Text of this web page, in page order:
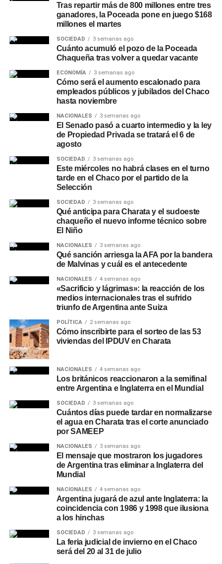
ciudad. En esta primera etapa, los trabajos están
centrados en el tendido de la línea aérea de media
avanzará con la construcción de la estación
transformadora.
Beneficios para vecinos e
industrias de Charata
La nueva infraestructura permitirá optimizar el
servicio
en forma directa en la zona céntrica
comprendida entre las calles Pringles y Liniers y entre
Caseros y Belgrano, además de mejorar el
abastecimiento en los barrios San Antonio, Cambalache,
4 de Octubre y Juan José Valle.
El avance de los trabajos fuesupervisado por el
presidente saliente de Secheep, José Bistoletti, junto al
intendente de Charata,Rubén Rach. También
Germán Perelli; el asesor José Rodríguez y la gerente
zonal, Alejandra Guerrero, quienes verificaron el
futuro energético de la ciudad.
noticias de CharataenCharataChaco.Net.
Tras repartir más de 800 millones entre tres
ganadores, la Poceada pone en juego $168
millones el martes
SOCIEDAD 3 semanas ago
Cuánto acumuló el pozo de la Poceada
Chaqueña tras volver a quedar vacante
ECONOMÍA 3 semanas ago
Cómo será el aumento escalonado para
empleados públicos y jubilados del Chaco
hasta noviembre
NACIONALES 3 semanas ago
El Senado pasó a cuarto intermedio y la ley
de Propiedad Privada se tratará el 6 de
agosto
SOCIEDAD 3 semanas ago
Este miércoles no habrá clases en el turno
tarde en el Chaco por el partido de la
Selección
SOCIEDAD 3 semanas ago
Qué anticipa para Charata y el sudoeste
chaqueño el nuevo informe técnico sobre
El Niño
NACIONALES 3 semanas ago
Qué sanción arriesga la AFA por la bandera
de Malvinas y cuál es el antecedente
NACIONALES 4 semanas ago
«Sacrificio y lágrimas»: la reacción de los
medios internacionales tras el sufrido
triunfo de Argentina ante Suiza
POLÍTICA 2 semanas ago
Cómo inscribirte para el sorteo de las 53
viviendas del IPDUV en Charata
NACIONALES 4 semanas ago
Los británicos reaccionaron a la semifinal
entre Argentina e Inglaterra en el Mundial
SOCIEDAD 3 semanas ago
Cuántos días puede tardar en normalizarse
el agua en Charata tras el corte anunciado
por SAMEEP
NACIONALES 3 semanas ago
El mensaje que mostraron los jugadores
de Argentina tras eliminar a Inglaterra del
Mundial
NACIONALES 4 semanas ago
Argentina jugará de azul ante Inglaterra: la
coincidencia con 1986 y 1998 que ilusiona
a los hinchas
SOCIEDAD 3 semanas ago
La feria judicial de invierno en el Chaco
será del 20 al 31 de julio